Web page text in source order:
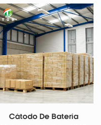
Cátodo De Batería